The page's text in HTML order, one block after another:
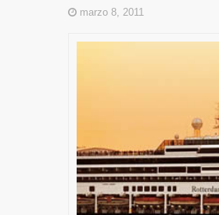
marzo 8, 2011